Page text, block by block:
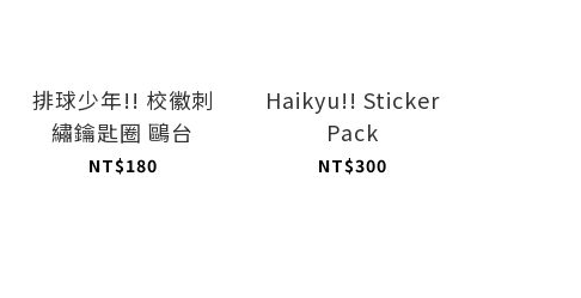
排球少年!! 校徽刺
繡鑰匙圈 鷗台
NT$180
Haikyu!! Sticker
Pack
NT$300